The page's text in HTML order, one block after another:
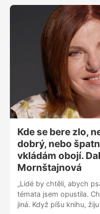
Kde se bere zlo,
dobrý, nebo
vkládám obojí.
Mornštajnová
„Lidé by chtěli, abych
témata jsem opustila.
jiná. Když píšu knihu,